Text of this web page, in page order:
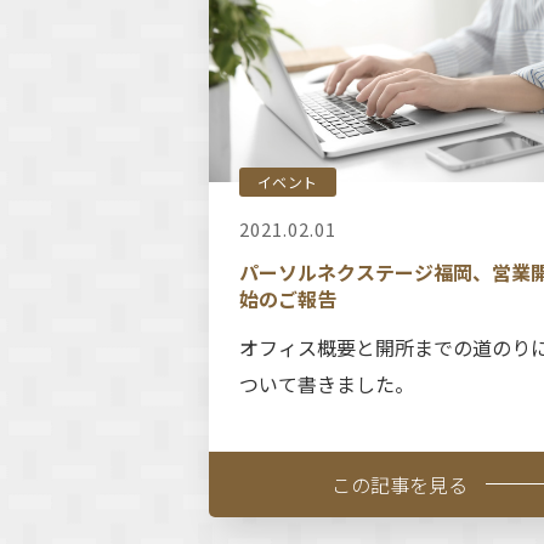
イベント
2021.02.01
パーソルネクステージ福岡、営業
始のご報告
オフィス概要と開所までの道のり
ついて書きました。
この記事を見る